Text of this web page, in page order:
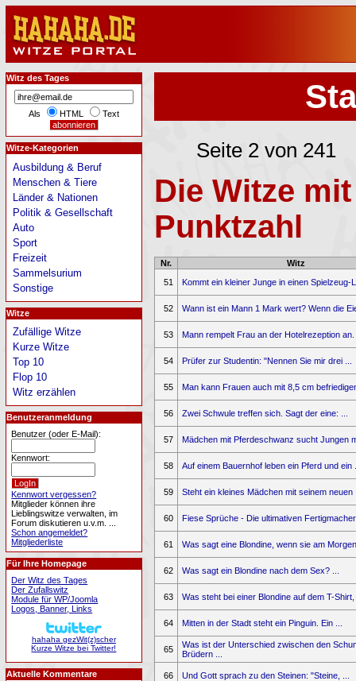
Seite 2 von 241
Die Witze
Punktzahl
Nr.
Witz
51
Kommt ein kleiner Junge in einen Spielzeug-
52 Wann ist ein Mann 1 Mark wert? Wenn die
53 Mann rempelt Frau an der Hotelrezeption an.
54 Prüfer zur Studentin: "Nennen Sie mir drei ...
55 Man kann Frauen auch mit 8,5 cm
56 Zwei Schwule treffen sich. Sagt der eine: ...
57 Mädchen mit Pferdeschwanz sucht Jungen
58 Auf einem Bauernhof leben ein Pferd und ein
59 Steht ein kleines Mädchen mit seinem neuen
60 Fiese Sprüche - Die ultimativen
61 Was sagt eine Blondine, wenn sie am
62 Was sagt ein Blondine nach dem Sex? ...
63 Was steht bei einer Blondine auf dem T-Shirt,
64 Mitten in der Stadt steht ein Pinguin. Ein ...
65
Was ist der Unterschied zwischen den
Brüdern ...
66 Und Gott sprach zu den Steinen: "Steine, ...
Witz des Tages
Als HTML Text
Witze-Kategorien
Ausbildung & Beruf
Menschen & Tiere
Länder & Nationen
Politik & Gesellschaft
Auto
Sport
Freizeit
Sammelsurium
Sonstige
Witze
Zufällige Witze
Kurze Witze
Top 10
Flop 10
Witz erzählen
Benutzeranmeldung
Benutzer (oder E-Mail):
Kennwort:
Kennwort vergessen?
Mitglieder können ihre
Lieblingswitze verwalten, im
Forum diskutieren u.v.m. ...
Schon angemeldet?
Mitgliederliste
Für Ihre Homepage
Der Witz des Tages
Der Zufallswitz
Module für WP/Joomla
Logos, Banner, Links
hahaha gezWit(z)scher
Kurze Witze bei Twitter!
Aktuelle Kommentare